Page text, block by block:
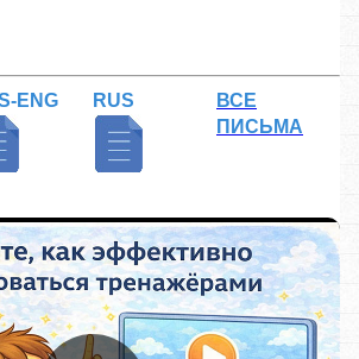
ENG RUS
ВСЕ
ПИСЬМА